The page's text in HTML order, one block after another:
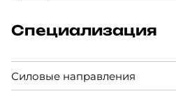
Специализация
Силовые направления